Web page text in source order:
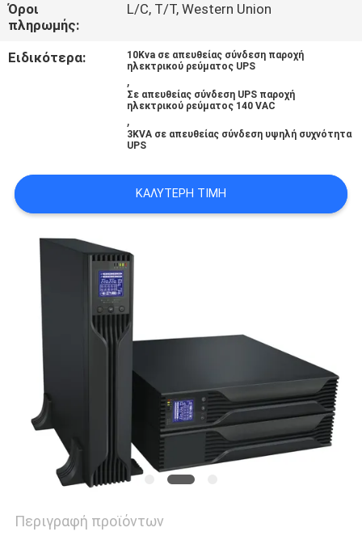
ΖΗΤΉΣΤΕ
ΜΙΑ
ΠΟΛΙΤΙΚΉ
ΜΥΣΤΙΚΌΤΗΤΑΣ
Όροι
πληρωμής:
L/C, T/T, Western Union
Ειδικότερα:
10Kva σε απευθείας σύνδεση παροχή
ηλεκτρικού ρεύματος UPS
,
Σε απευθείας σύνδεση UPS παροχή
ηλεκτρικού ρεύματος 140 VAC
,
3KVA σε απευθείας σύνδεση υψηλή συχνότητα
UPS
ΚΑΛΎΤΕΡΗ ΤΙΜΉ
Περιγραφή προϊόντων